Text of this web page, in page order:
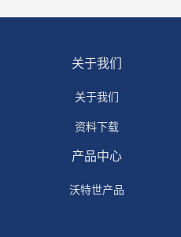
关于我们
关于我们
资料下载
产品中心
沃特世产品